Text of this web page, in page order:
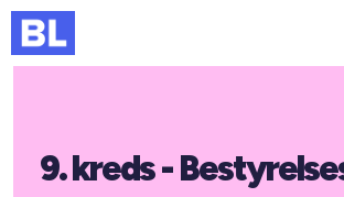
Find medarbejder
Kurser og arrangementer
9. kreds -